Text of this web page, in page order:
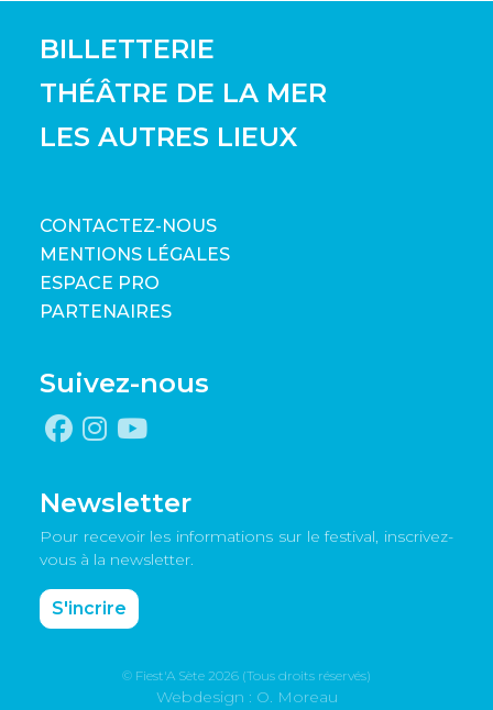
BILLETTERIE
THÉÂTRE DE LA MER
LES AUTRES LIEUX
CONTACTEZ-NOUS
MENTIONS LÉGALES
ESPACE PRO
PARTENAIRES
Suivez-nous
Newsletter
Pour recevoir les informations sur le festival, inscrivez-
vous à la newsletter.
S'incrire
© Fiest'A Sète 2026 (Tous droits réservés)
Webdesign : O. Moreau